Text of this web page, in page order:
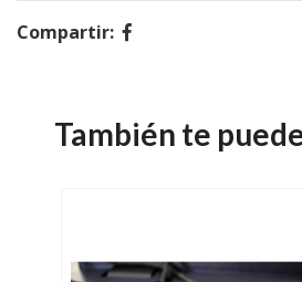
Compartir:
También te